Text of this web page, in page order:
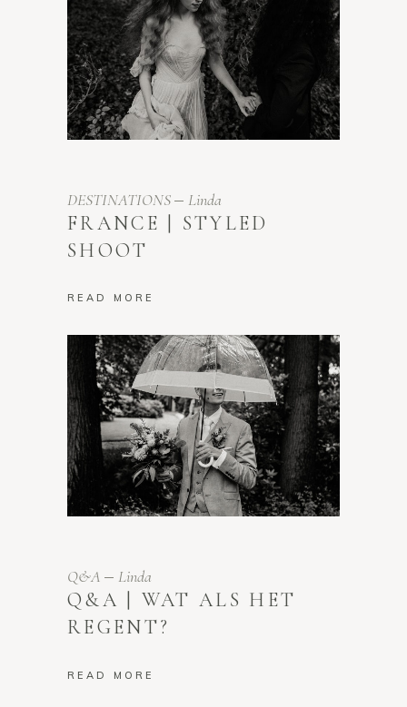
DESTINATIONS Linda
FRANCE | STYLED
SHOOT
READ MORE
Q&A Linda
Q&A | WAT ALS HET
REGENT?
READ MORE